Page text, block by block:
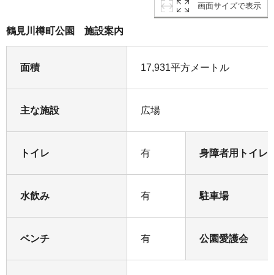
画面サイズで表示
鶴見川樽町公園 施設案内
面積 17,931平方メートル
主な施設 広場
トイレ 有 身障者用トイレ
水飲み 有 駐車場
ベンチ 有 公園愛護会